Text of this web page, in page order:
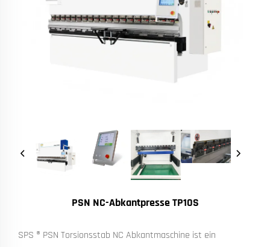
PSN NC-Abkantpresse TP10S
SPS ® PSN Torsionsstab NC Abkantmaschine ist ein